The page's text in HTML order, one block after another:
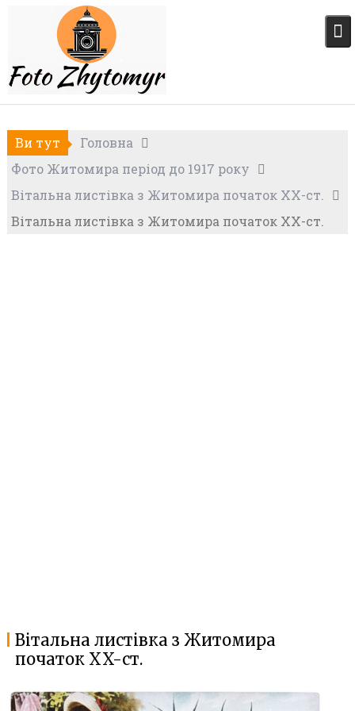
Ви тут
Головна
Фото Житомира період до 1917 року
Вітальна листівка з Житомира початок XX-ст.
Вітальна листівка з Житомира початок XX-ст.
Вітальна листівка з Житомира
початок XX-ст.